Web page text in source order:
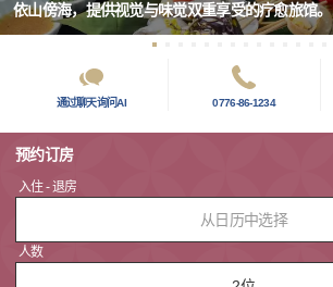
依山傍海，提供视觉与味觉双重享受的疗愈旅馆。
通过聊天询问AI 0776-86-1234
预约订房
入住 - 退房
从日历中选择
人数